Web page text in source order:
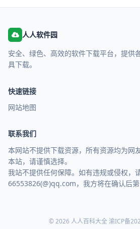
人人软件园
安全、绿色、高效的软件下载平台，提供
具下载。
快速链接
网站地图
联系我们
本网站不提供下载资源，所有资源均为网
本站，请谨慎选择。
我站不提供任何保障。如有违规或侵权，
66553826(@)qq.com，我方将在确认后第
© 2026 人人百科大全渝ICP备